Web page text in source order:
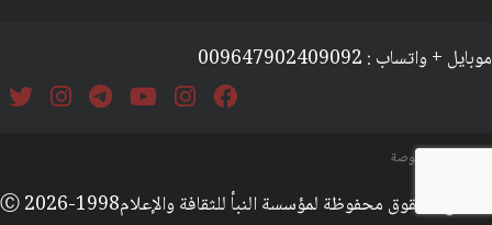
موبايل + واتساب : 009647902409092
السياسة والخصوصة
جميع الحقوق محفوظة لمؤسسة النبأ للثقافة والإعلامⒸ 2026-1998